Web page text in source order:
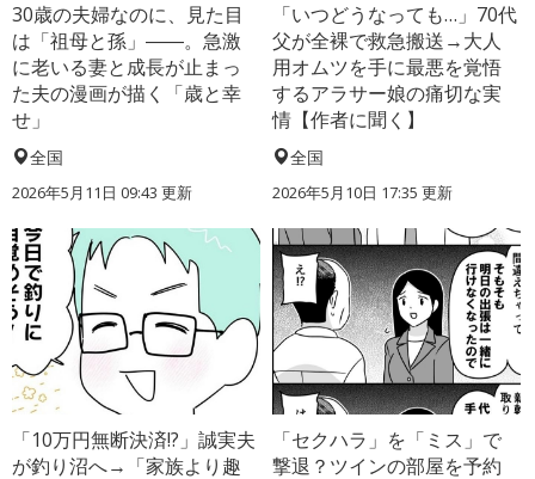
30歳の夫婦なのに、見た目
は「祖母と孫」――。急激
に老いる妻と成長が止まっ
た夫の漫画が描く「歳と幸
せ」
全国
2026年5月11日 09:43 更新
「いつどうなっても…」70代
父が全裸で救急搬送→大人
用オムツを手に最悪を覚悟
するアラサー娘の痛切な実
情【作者に聞く】
全国
2026年5月10日 17:35 更新
「10万円無断決済!?」誠実夫
が釣り沼へ→「家族より趣
「セクハラ」を「ミス」で
撃退？ツインの部屋を予約